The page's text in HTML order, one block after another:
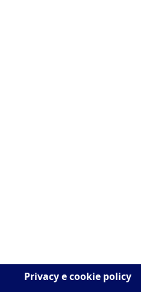
Privacy e cookie policy